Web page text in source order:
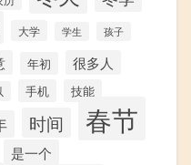
大学 学生 孩子
年初 很多人
手机 技能
时间 春节
是一个